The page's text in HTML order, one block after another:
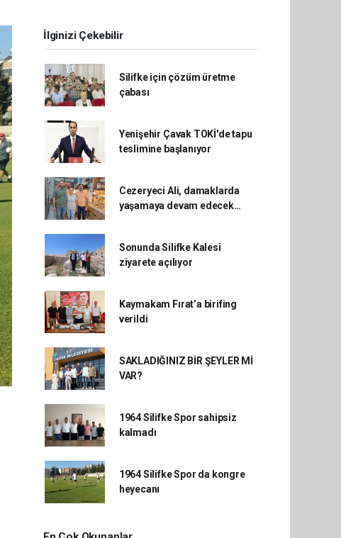
İlginizi Çekebilir
Silifke için çözüm üretme
çabası
Yenişehir Çavak TOKİ'de tapu
teslimine başlanıyor
Cezeryeci Ali, damaklarda
yaşamaya devam edecek…
Sonunda Silifke Kalesi
ziyarete açılıyor
Kaymakam Fırat’a birifing
verildi
SAKLADIĞINIZ BİR ŞEYLER Mİ
VAR?
1964 Silifke Spor sahipsiz
kalmadı
1964 Silifke Spor da kongre
heyecanı